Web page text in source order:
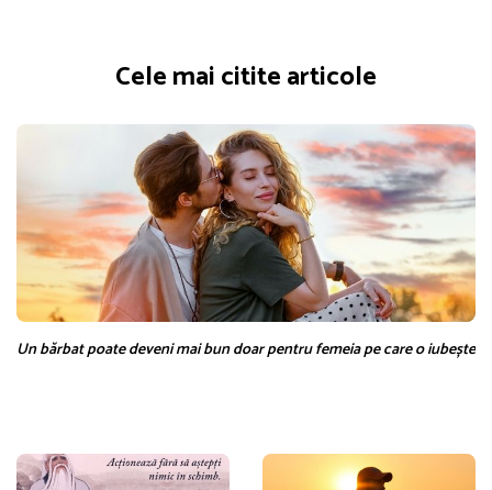
Cele mai citite articole
Un bărbat poate deveni mai bun doar pentru femeia pe care o iubește